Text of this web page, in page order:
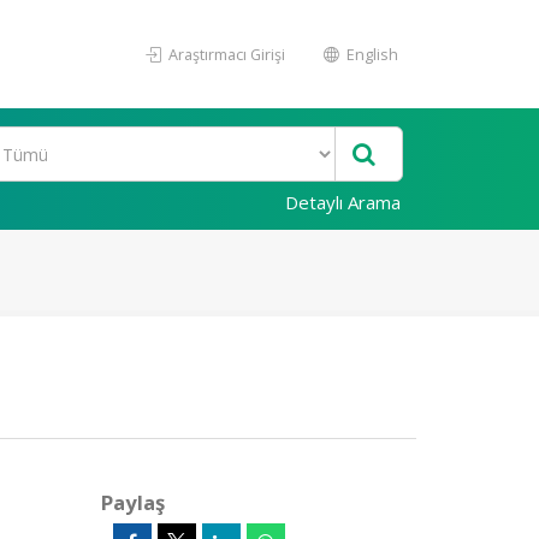
Araştırmacı Girişi English
Detaylı Arama
Paylaş